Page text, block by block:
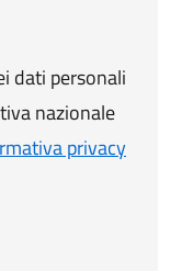
dati personali
nazionale
privacy